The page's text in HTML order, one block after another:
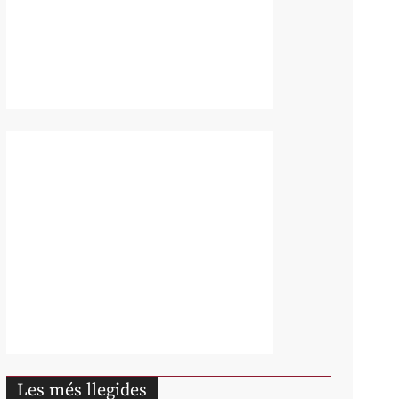
Les més llegides